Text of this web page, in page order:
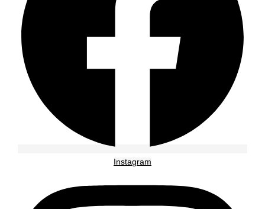
Instagram